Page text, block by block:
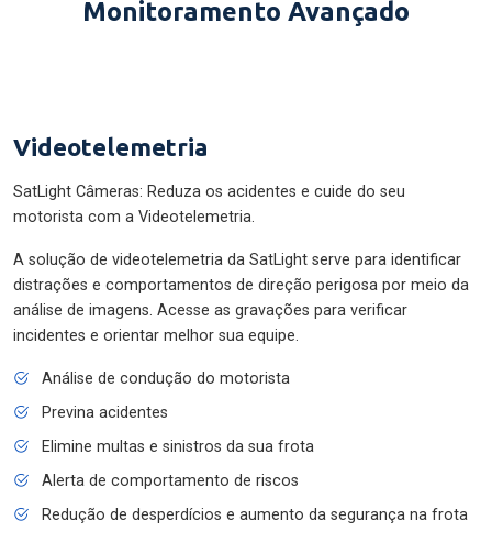
Monitoramento Avançado
Videotelemetria
SatLight Câmeras: Reduza os acidentes e cuide do seu
motorista com a Videotelemetria.
A solução de videotelemetria da SatLight serve para identificar
distrações e comportamentos de direção perigosa por meio da
análise de imagens. Acesse as gravações para verificar
incidentes e orientar melhor sua equipe.
Análise de condução do motorista
Previna acidentes
Elimine multas e sinistros da sua frota
Alerta de comportamento de riscos
Redução de desperdícios e aumento da segurança na frota